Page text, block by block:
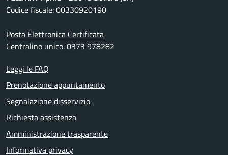
Codice fiscale: 00330920190
Posta Elettronica Certificata
Centralino unico: 0373 978282
Leggi le FAQ
Prenotazione appuntamento
Segnalazione disservizio
Richiesta assistenza
Amministrazione trasparente
Informativa privacy